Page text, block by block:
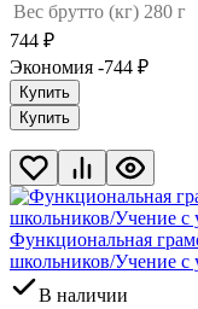
Вес брутто (кг) 280 г
744 ₽
Экономия -744 ₽
Купить
Купить
Функциональная
школьников/Учение с
В наличии